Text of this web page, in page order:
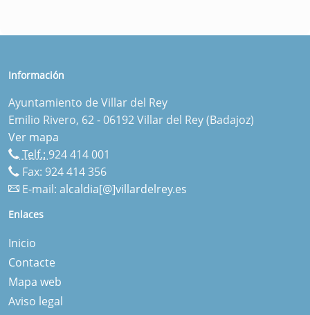
Información
Ayuntamiento de Villar del Rey
Emilio Rivero, 62 - 06192 Villar del Rey (Badajoz)
Ver mapa
Telf.: 924 414 001
Fax: 924 414 356
E-mail: alcaldia[@]villardelrey.es
Enlaces
Inicio
Contacte
Mapa web
Aviso legal